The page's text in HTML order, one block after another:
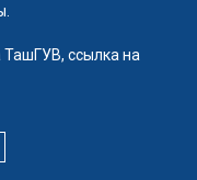
ТашГУВ, ссылка на